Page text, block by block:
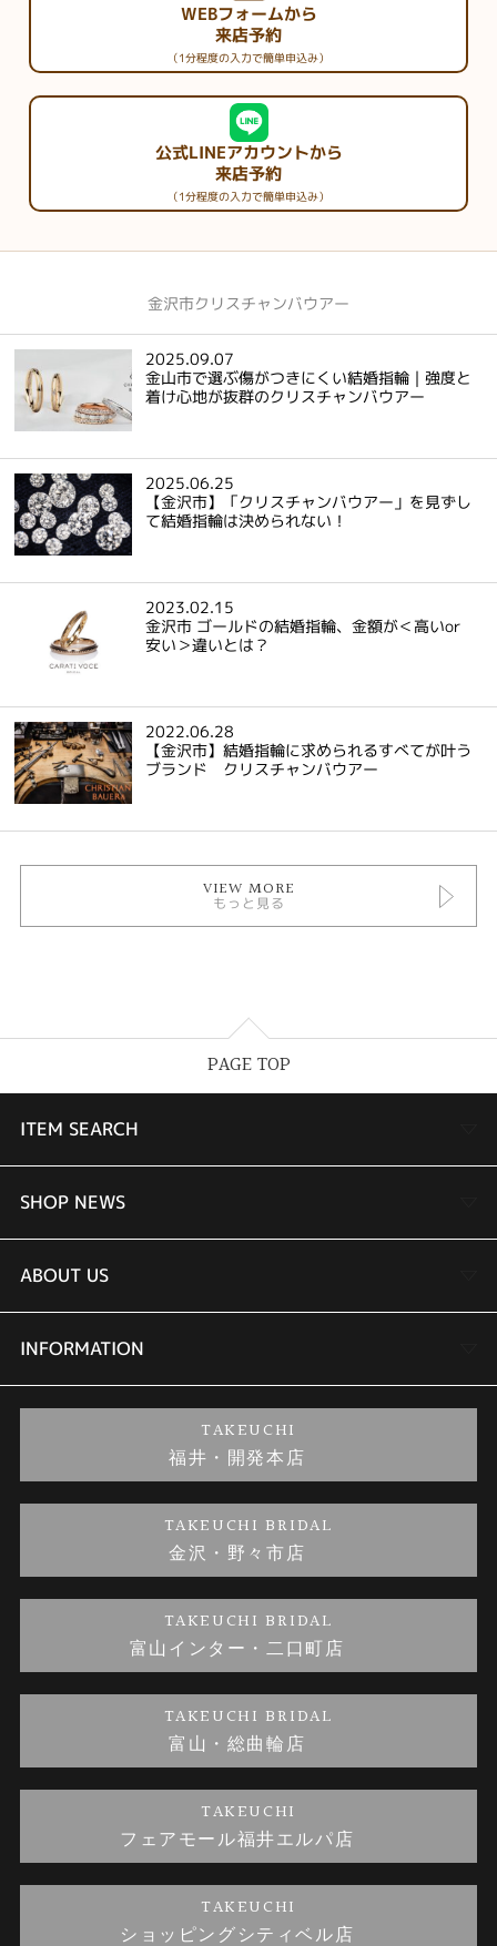
WEBフォームから
来店予約
（1分程度の入力で簡単申込み）
公式LINEアカウントから
来店予約
（1分程度の入力で簡単申込み）
金沢市クリスチャンバウアー
2025.09.07
金山市で選ぶ傷がつきにくい結婚指輪｜強度と
着け心地が抜群のクリスチャンバウアー
2025.06.25
【金沢市】「クリスチャンバウアー」を見ずし
て結婚指輪は決められない！
2023.02.15
金沢市 ゴールドの結婚指輪、金額が＜高いor
安い＞違いとは？
2022.06.28
【金沢市】結婚指輪に求められるすべてが叶う
ブランド クリスチャンバウアー
VIEW MORE
もっと見る
PAGE TOP
ITEM SEARCH
婚約指輪
結婚指輪
セットリング
婚約ネックレス
金・プラチナのお取引
SHOP NEWS
TAKEUCHI BRIDAL金沢本店情報
商品一覧
ブランドリスト
金澤指輪工房｜手作りペアリング
金澤指輪工房｜手作り結婚指輪 and 婚約指輪
金澤指輪工房｜手作り婚約指輪プロポーズプラン
ABOUT US
会社概要
お客様の声
INFORMATION
プライバシーポリシー
TAKEUCHI
福井・開発本店
TAKEUCHI BRIDAL
金沢・野々市店
TAKEUCHI BRIDAL
富山インター・二口町店
TAKEUCHI BRIDAL
富山・総曲輪店
TAKEUCHI
フェアモール福井エルパ店
TAKEUCHI
ショッピングシティベル店